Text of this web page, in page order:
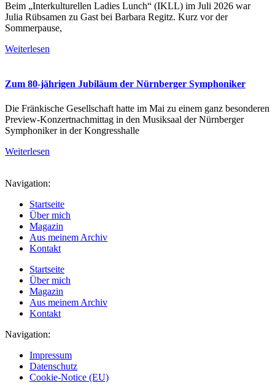
Beim „Interkulturellen Ladies Lunch“ (IKLL) im Juli 2026 war
Julia Rübsamen zu Gast bei Barbara Regitz. Kurz vor der
Sommerpause,
Weiterlesen
Zum 80-jährigen Jubiläum der Nürnberger Symphoniker
Die Fränkische Gesellschaft hatte im Mai zu einem ganz besonderen
Preview-Konzertnachmittag in den Musiksaal der Nürnberger
Symphoniker in der Kongresshalle
Weiterlesen
Navigation:
Startseite
Über mich
Magazin
Aus meinem Archiv
Kontakt
Startseite
Über mich
Magazin
Aus meinem Archiv
Kontakt
Navigation:
Impressum
Datenschutz
Cookie-Notice (EU)